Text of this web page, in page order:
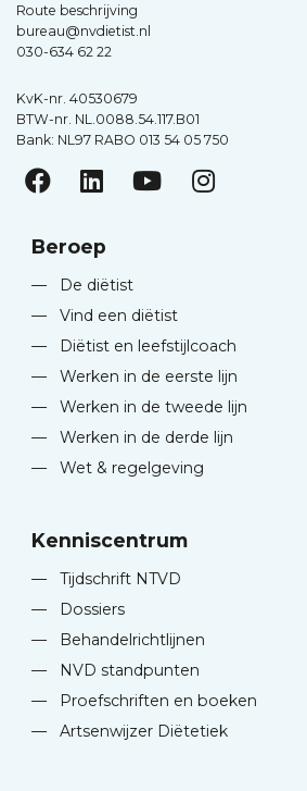
Route beschrijving
bureau@nvdietist.nl
030-634 62 22
KvK-nr. 40530679
BTW-nr. NL.0088.54.117.B01
Bank: NL97 RABO 013 54 05 750
Beroep
—
De diëtist
—
Vind een diëtist
—
Diëtist en leefstijlcoach
—
Werken in de eerste lijn
—
Werken in de tweede lijn
—
Werken in de derde lijn
—
Wet & regelgeving
Kenniscentrum
—
Tijdschrift NTVD
—
Dossiers
—
Behandelrichtlijnen
—
NVD standpunten
—
Proefschriften en boeken
—
Artsenwijzer Diëtetiek